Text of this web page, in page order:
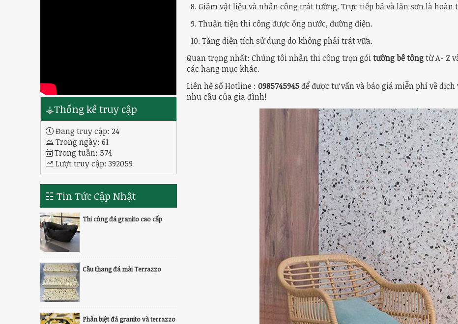
⚶Thống kê truy cập
Đang truy cập: 24
Trong ngày:61
Trong tuần: 574
Lượt truy cập:392059
☷ Tin Tức Cập Nhật
Thi công đá granito cao cấp
Cầu thang đá mài Terrazzo
Phân biệt đá granito và terrazzo
8. Giảm vật liệu và nhân công trát tường. Trực tiếp bả và lăn sơn là hoàn
9. Thuận tiện thi công được ống nước, đường điện.
10. Tăng diện tích sử dụng do không phải trát vữa.
Quan trọng nhất: Chúng tôi nhân thi công trọn góitường bê tôngtừ A- Z
các hạng mục khác.
Liên hệ số Hotline : 0985745945để được tư vấn và báo giá miễn phí về
nhu cầu của gia đình!